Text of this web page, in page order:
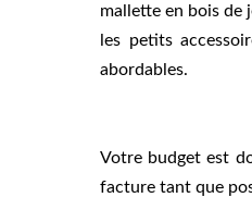
mallette en bois de
les petits
abordables.
Votre budget est
facture tant que